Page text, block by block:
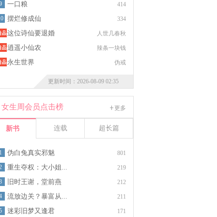
414
一口粮
334
摆烂修成仙
人世几春秋
这位诗仙要退婚
辣条一块钱
逍遥小仙农
伪戒
永生世界
更新时间：2026-08-09 02:35
更多
女生周会员点击榜
新书 连载 超长篇
801
1 伪白兔真实邪魅
219
重生夺权：大小姐...
212
旧时王谢，堂前燕
211
流放边关？暴富从...
171
迷彩旧梦又逢君